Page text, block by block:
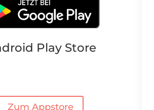
Play Store
Zum Appstore